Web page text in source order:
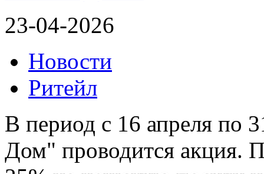
23-04-2026
Новости
Ритейл
В период с 16 апреля по
Дом" проводится акция.